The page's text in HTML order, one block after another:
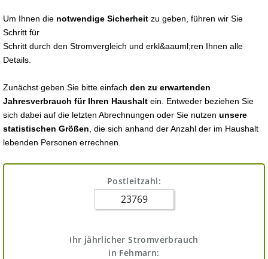
Um Ihnen die notwendige Sicherheit zu geben, führen wir Sie
Schritt für
Schritt durch den Stromvergleich und erkl&aauml;ren Ihnen alle
Details.
Zunächst geben Sie bitte einfach den zu erwartenden
Jahresverbrauch für Ihren Haushalt ein. Entweder beziehen Sie
sich dabei auf die letzten Abrechnungen oder Sie nutzen unsere
statistischen Größen , die sich anhand der Anzahl der im Haushalt
lebenden Personen errechnen.
Postleitzahl:
Ihr jährlicher Stromverbrauch
in Fehmarn: